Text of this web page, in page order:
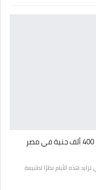
هذه الأيام نظرًا لطبيعة